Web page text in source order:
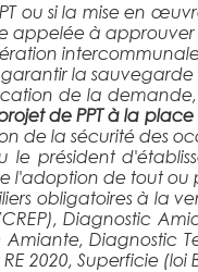
ou si la mise en
appelée à approuver
la
de la
de PPT à la
de la sécurité des
président
l'adoption de tout
obligatoires à la
Diagnostic
Diagnostic
2020, Superficie